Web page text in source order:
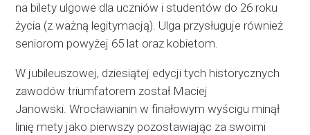
na bilety ulgowe dla uczniów i studentów do 26 roku
życia (z ważną legitymacją). Ulga przysługuje również
seniorom powyżej 65 lat oraz kobietom.
W jubileuszowej, dziesiątej edycji tych historycznych
zawodów triumfatorem został Maciej
Janowski. Wrocławianin w finałowym wyścigu minął
linię mety jako pierwszy pozostawiając za swoimi